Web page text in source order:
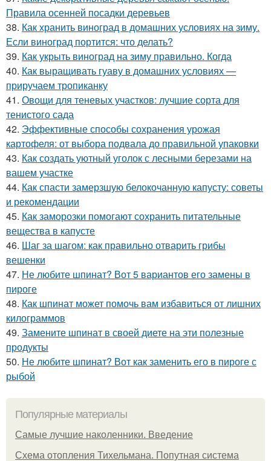
Правила осенней посадки деревьев
38. Как хранить виноград в домашних условиях на зиму.
Если виноград портится: что делать?
39. Как укрыть виноград на зиму правильно. Когда
40. Как выращивать гуаву в домашних условиях —
приручаем тропиканку
41. Овощи для теневых участков: лучшие сорта для
тенистого сада
42. Эффективные способы сохранения урожая
картофеля: от выбора подвала до правильной упаковки
43. Как создать уютный уголок с лесными березами на
вашем участке
44. Как спасти замерзшую белокочанную капусту: советы
и рекомендации
45. Как заморозки помогают сохранить питательные
вещества в капусте
46. Шаг за шагом: как правильно отварить грибы
вешенки
47. Не любите шпинат? Вот 5 вариантов его замены в
пироге
48. Как шпинат может помочь вам избавиться от лишних
килограммов
49. Замените шпинат в своей диете на эти полезные
продукты
50. Не любите шпинат? Вот как заменить его в пироге с
рыбой
Популярные материалы
Самые лучшие наколенники. Введение
Схема отопления Тихельмана. Попутная система